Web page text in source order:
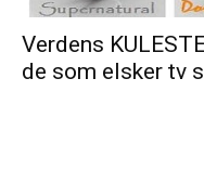
Verdens
de som elsker tv